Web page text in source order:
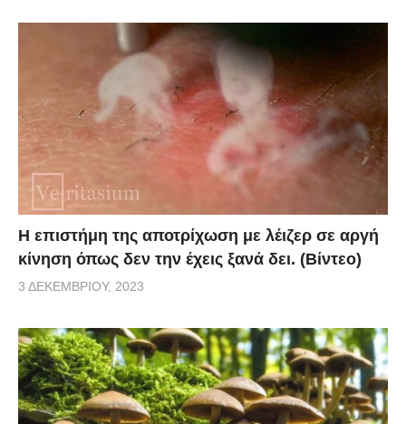
Η επιστήμη της αποτρίχωση με λέιζερ σε αργή
κίνηση όπως δεν την έχεις ξανά δει. (Βίντεο)
3 ΔΕΚΕΜΒΡΊΟΥ, 2023